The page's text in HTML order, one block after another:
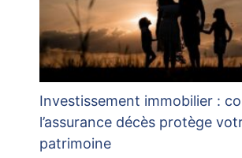
Investissement immobilier :
l’assurance décès protège
patrimoine